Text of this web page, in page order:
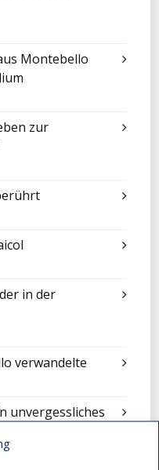
Montebello
zur
in der
verwandelte
unvergessliches